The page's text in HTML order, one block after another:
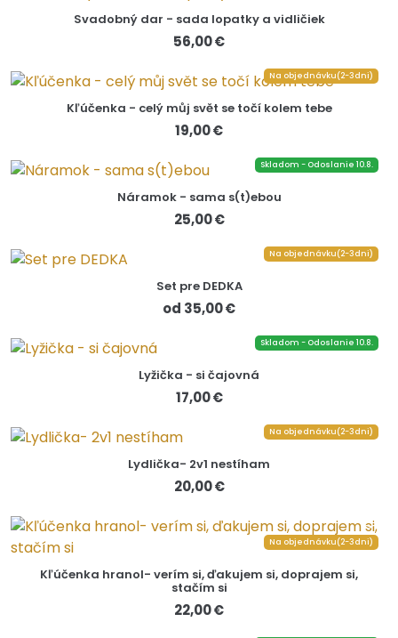
Svadobný dar - sada lopatky a vidličiek
56,00 €
Na objednávku(2-3dni)
Kľúčenka - celý můj svět se točí kolem tebe
19,00 €
Skladom - Odoslanie 10.8.
Náramok - sama s(t)ebou
25,00 €
Na objednávku(2-3dni)
Set pre DEDKA
od 35,00 €
Skladom - Odoslanie 10.8.
Lyžička - si čajovná
17,00 €
Na objednávku(2-3dni)
Lydlička- 2v1 nestíham
20,00 €
Na objednávku(2-3dni)
Kľúčenka hranol- verím si, ďakujem si, doprajem si,
stačím si
22,00 €